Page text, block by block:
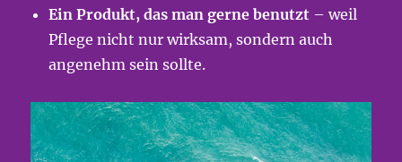
Ein Produkt, das man gerne benutzt – weil
Pflege nicht nur wirksam, sondern auch
angenehm sein sollte.